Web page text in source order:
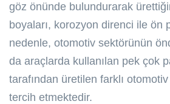
göz önünde bulundurarak
boyaları, korozyon direnci ile ön
nedenle, otomotiv sektörünün
da araçlarda kullanılan pek çok
tarafından üretilen farklı otomotiv
tercih etmektedir.